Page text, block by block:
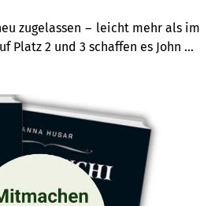
zugelassen − leicht mehr als im
Platz 2 und 3 schaffen es John